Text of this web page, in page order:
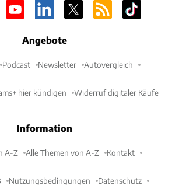
Angebote
Podcast Newsletter Autovergleich
hier kündigen Widerruf digitaler Käufe
Information
A-Z Alle Themen von A-Z Kontakt
Nutzungsbedingungen Datenschutz